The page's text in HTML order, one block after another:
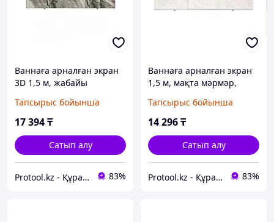
Ваннаға арналған экран
3D 1,5 м, жабайы
(PERFECTO LINEA) (36-
031811)
Тапсырыс бойынша
17 394₸
Сатып алу
Protool.kz - Құрал сайман магазины 83%
Ваннаға арналған экран
1,5 м, мақта мәрмәр,
(PERFECTO LINEA) (36-
004243)
Тапсырыс бойынша
14 296₸
Сатып алу
Protool.kz - Құрал сайман магазины 83%